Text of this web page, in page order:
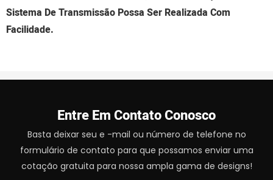
Sistema De Transmissão Possa Ser Realizada Com
Facilidade.
Entre Em Contato Conosco
Basta deixar seu e -mail ou número de telefone no
formulário de contato para que possamos enviar uma
cotação gratuita para nossa ampla gama de designs!